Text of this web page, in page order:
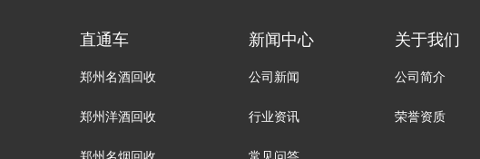
直通车
郑州名酒回收
郑州洋酒回收
郑州名烟回收
新闻中心
公司新闻
行业资讯
常见问答
关于我们
公司简介
荣誉资质